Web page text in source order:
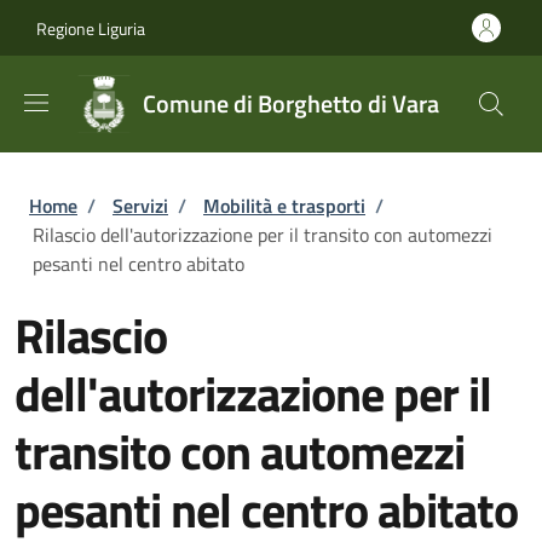
Regione Liguria
Comune di Borghetto di Vara
Briciole di pane
Home / Servizi / Mobilità e trasporti /
Rilascio dell'autorizzazione per il transito con automezzi
pesanti nel centro abitato
Rilascio
dell'autorizzazione per il
transito con automezzi
pesanti nel centro abitato